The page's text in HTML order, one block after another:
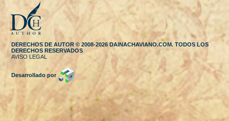
DERECHOS DE AUTOR © 2008-2026 DAINACHAVIANO.COM. TODOS LOS
DERECHOS RESERVADOS
AVISO LEGAL
Desarrollado por